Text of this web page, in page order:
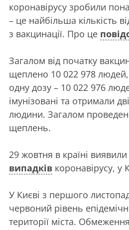
коронавірусу зробили
– це найбільша кількість
з вакцинації. Про це
Загалом від початку
щеплено 10 022 978
одну дозу – 10 022 976
імунізовані та отримали
людини. Загалом
щеплень.
29 жовтня в країні
випадків коронавірусу, у
У Києві з першого
червоний рівень
території міста.